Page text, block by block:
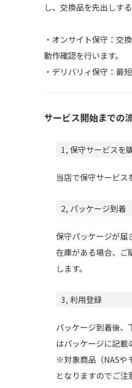
し、交換品を先出しす
・オンサイト保守：交
動作確認を行います。
・デリバリィ保守：最
サービス開始までの
1, 保守サービスを
当店で保守サービス
2, パッケージ到着
保守パッケージが届
在庫がある場合、ご
します。
3, 利用登録
パッケージ到着後、
はパッケージに記載
※対象商品（NASや
となりますのでご注